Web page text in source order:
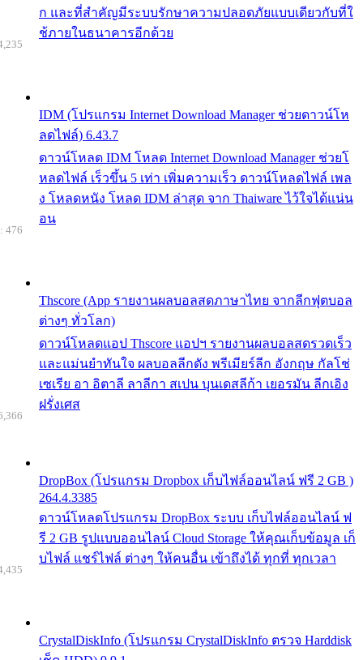
ก และที่สำคัญมีระบบรักษาความปลอดภัยแบบเดียวกับที่ใ
ช้ภายในธนาคารอีกด้วย
IDM (โปรแกรม Internet Download Manager ช่วยดาวน์โห
ลดไฟล์) 6.43.7
ดาวน์โหลด IDM โหลด Internet Download Manager ช่วยโ
หลดไฟล์ เร็วขึ้น 5 เท่า เพิ่มความเร็ว ดาวน์โหลดไฟล์ เพล
ง โหลดหนัง โหลด IDM ล่าสุด จาก Thaiware ไว้ใจได้แน่น
อน
Thscore (App รายงานผลบอลสดภาษาไทย จากลีกฟุตบอล
ต่างๆ ทั่วโลก)
ดาวน์โหลดแอป Thscore แอปฯ รายงานผลบอลสดรวดเร็ว
และแม่นยำทันใจ ผลบอลลีกดัง พรีเมียร์ลีก อังกฤษ กัลโช่
เซเรีย อา อิตาลี ลาลีกา สเปน บุนเดสลีก้า เยอรมัน ลีกเอิง
ฝรั่งเศส
476
DropBox (โปรแกรม Dropbox เก็บไฟล์ออนไลน์ ฟรี 2 GB )
264.4.3385
ดาวน์โหลดโปรแกรม DropBox ระบบ เก็บไฟล์ออนไลน์ ฟ
รี 2 GB รูปแบบออนไลน์ Cloud Storage ให้คุณเก็บข้อมูล เก็
บไฟล์ แชร์ไฟล์ ต่างๆ ให้คนอื่น เข้าถึงได้ ทุกที่ ทุกเวลา
CrystalDiskInfo (โปรแกรม CrystalDiskInfo ตรวจ Harddisk